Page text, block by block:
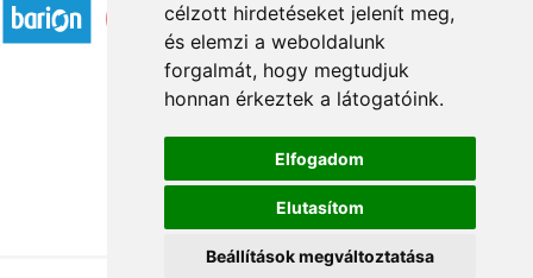
célzott hirdetéseket jelenít meg,
és elemzi a weboldalunk
forgalmát, hogy megtudjuk
honnan érkeztek a látogatóink.
Elfogadom
Elutasítom
Beállítások megváltoztatása
Á.SZ.F.
Impresszum
Adatkezelési tájékoztató